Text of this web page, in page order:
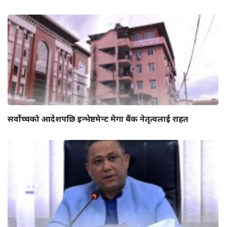
सर्वोच्चको आदेशपछि इन्भेष्टमेन्ट मेगा बैंक नेतृत्वलाई राहत